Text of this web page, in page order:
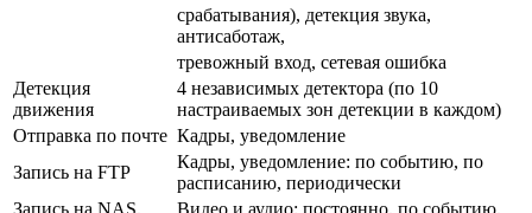
срабатывания), детекция звука,
антисаботаж,
тревожный вход, сетевая ошибка
Детекция
движения
4 независимых детектора (по 10
настраиваемых зон детекции в каждом)
Отправка по почте Кадры, уведомление
Запись на FTP
Кадры, уведомление: по событию, по
расписанию, периодически
Запись на NAS,
Видео и аудио: постоянно, по событию,